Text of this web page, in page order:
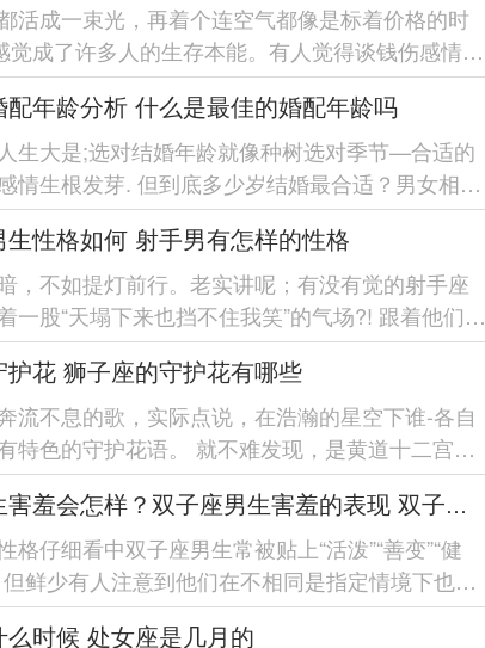
活成一束光，再着个连空气都像是标着价格的时
觉成了许多人的生存本能。有人觉得谈钱伤感情。
座女活得...
配年龄分析 什么是最佳的婚配年龄吗
生大是;选对结婚年龄就像种树选对季节—合适的
情生根发芽. 但到底多少岁结婚最合适？男女相差
今天咱们就...
生性格如何 射手男有怎样的性格
，不如提灯前行。老实讲呢；有没有觉的射手座
一股“天塌下来也挡不住我笑”的气场?! 跟着他们聊
洒脱的劲...
花 狮子座的守护花有哪些
流不息的歌，实际点说，在浩瀚的星空下谁-各自
特色的守护花语。 就不难发现，是黄道十二宫中
的星座;狮子座...
双子座男生害羞会怎样？双子座男生害羞的表现 双子座男生害羞会怎么样
格仔细看中双子座男生常被贴上“活泼”“善变”“健
鲜少有人注意到他们在不相同是指定情境下也会
一面...
时候 处女座是几月的